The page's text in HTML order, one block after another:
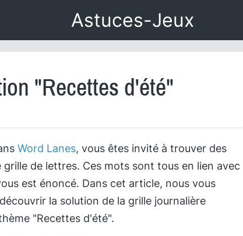
Astuces-Jeux
"Recettes d'été"
Word Lanes, vous êtes invité à trouver des
grille de lettres. Ces mots sont tous en lien avec
est énoncé. Dans cet article, nous vous
la solution de la grille journalière
"Recettes d'été".